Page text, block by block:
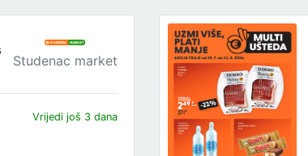
Studenac market
Vrijedi još 3 dana